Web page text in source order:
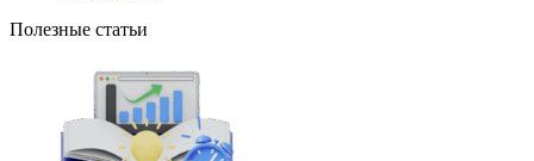
Полезные статьи